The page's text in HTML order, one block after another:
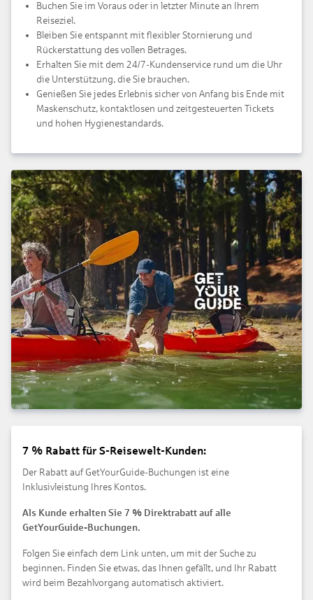
Buchen Sie im Voraus oder in letzter Minute an Ihrem
Reiseziel.
Bleiben Sie entspannt mit flexibler Stornierung und
Rückerstattung des vollen Betrages.
Erhalten Sie mit dem 24/7-Kundenservice rund um die Uhr
die Unterstützung, die Sie brauchen.
Genießen Sie jedes Erlebnis sicher von Anfang bis Ende mit
Maskenschutz, kontaktlosen und zeitgesteuerten Tickets
und hohen Hygienestandards.
7 % Rabatt für S-Reisewelt-Kunden:
Der Rabatt auf GetYourGuide-Buchungen ist eine
Inklusivleistung Ihres Kontos.
Als Kunde erhalten Sie 7 % Direktrabatt auf alle
GetYourGuide-Buchungen.
Folgen Sie einfach dem Link unten, um mit der Suche zu
beginnen. Finden Sie etwas, das Ihnen gefällt, und Ihr Rabatt
wird beim Bezahlvorgang automatisch aktiviert.